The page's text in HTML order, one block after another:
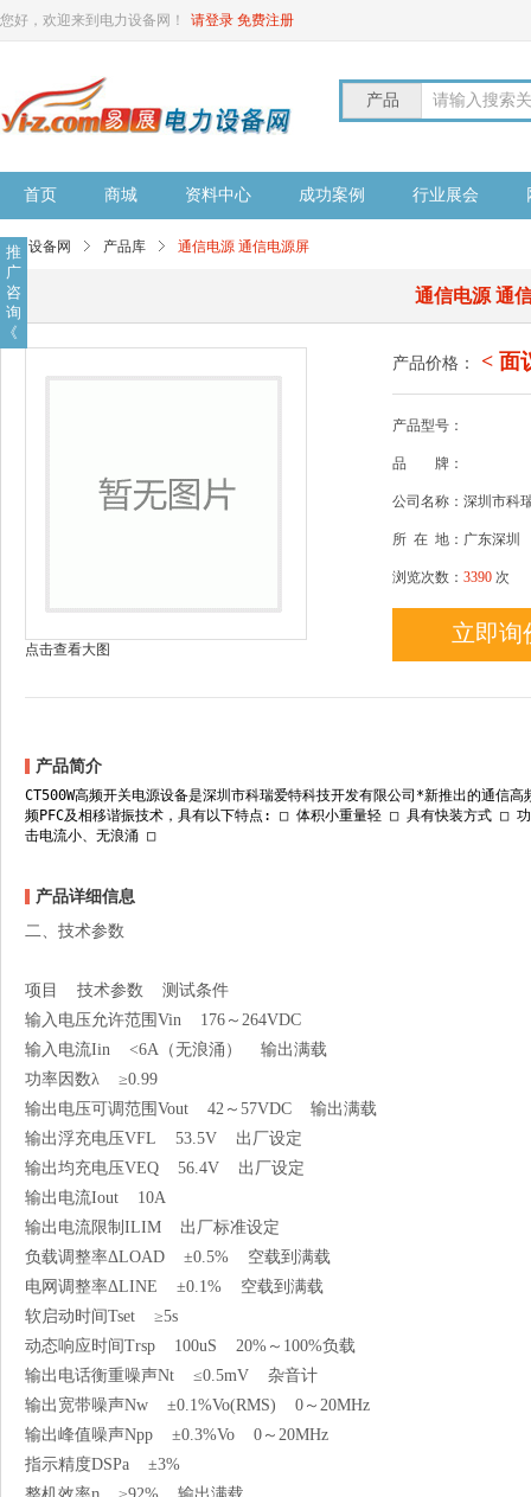
您好，欢迎来到电力设备网！ 请登录 免费注册
产品 请输入搜索
首页 商城 资料中心 成功案例 行业展会
电力设备网 产品库 通信电源 通信电源屏
通信电源 通
点击查看大图
产品价格： < 面
产品型号：
品 牌：
公司名称：深圳市科
所 在 地：广东深圳
浏览次数： 3390 次
立即询
产品简介
CT500W高频开关电源设备是深圳市科瑞爱特科技开发有限公司*新推出的通信
频PFC及相移谐振技术，具有以下特点: □ 体积小重量轻 □ 具有快装方式 □
击电流小、无浪涌 □
产品详细信息
二、技术参数
项目 技术参数 测试条件
输入电压允许范围Vin 176～264VDC
输入电流Iin <6A（无浪涌） 输出满载
功率因数λ ≥0.99
输出电压可调范围Vout 42～57VDC 输出满载
输出浮充电压VFL 53.5V 出厂设定
输出均充电压VEQ 56.4V 出厂设定
输出电流Iout 10A
输出电流限制ILIM 出厂标准设定
负载调整率ΔLOAD ±0.5% 空载到满载
电网调整率ΔLINE ±0.1% 空载到满载
软启动时间Tset ≥5s
动态响应时间Trsp 100uS 20%～100%负载
输出电话衡重噪声Nt ≤0.5mV 杂音计
输出宽带噪声Nw ±0.1%Vo(RMS) 0～20MHz
输出峰值噪声Npp ±0.3%Vo 0～20MHz
指示精度DSPa ±3%
推
广
咨
询
《